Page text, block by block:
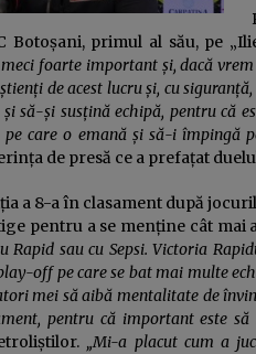
Botoșani, primul al său, pe
meci foarte important și, dacă
de acest lucru și, cu
să-și susțină echipă, pentru că
care o emană și să-i împingă
de presă ce a prefațat
a 8-a în clasament după
pentru a se menține cât
Rapid sau cu Sepsi. Victoria
off pe care se bat mai multe
mei să aibă mentalitate de
pentru că important este
„Mi-a placut cum a